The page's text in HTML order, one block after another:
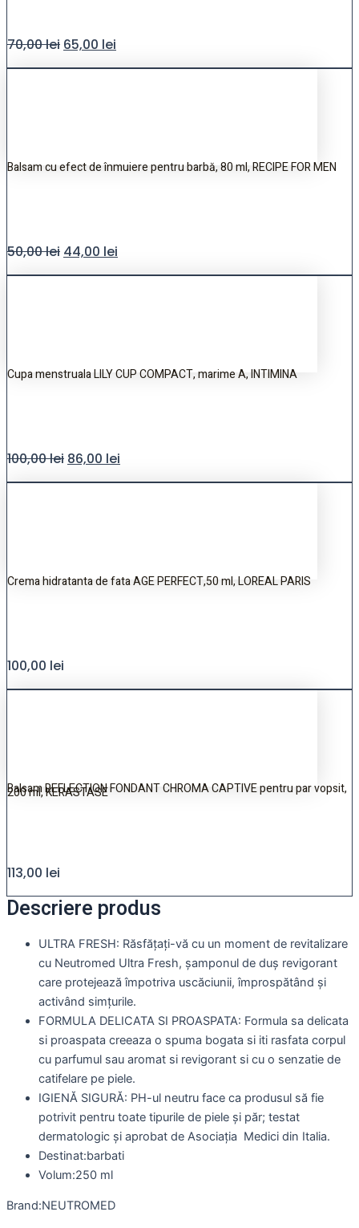
70,00lei 65,00 lei
Balsam cu efect de înmuiere pentru barbă, 80 ml, RECIPE FOR MEN
50,00lei 44,00 lei
Cupa menstruala LILY CUP COMPACT, marime A, INTIMINA
100,00lei 86,00 lei
Crema hidratanta de fata AGE PERFECT,50 ml, LOREAL PARIS
100,00 lei
Balsam REFLECTION FONDANT CHROMA CAPTIVE pentru par vopsit,
200 ml, KERASTASE
113,00 lei
Descriere produs
ULTRA FRESH: Răsfățați-vă cu un moment de revitalizare
cu Neutromed Ultra Fresh, șamponul de duș revigorant
care protejează împotriva uscăciunii, împrospătând și
activând simțurile.
FORMULA DELICATA SI PROASPATA: Formula sa delicata
si proaspata creeaza o spuma bogata si iti rasfata corpul
cu parfumul sau aromat si revigorant si cu o senzatie de
catifelare pe piele.
IGIENĂ SIGURĂ: PH-ul neutru face ca produsul să fie
potrivit pentru toate tipurile de piele și păr; testat
dermatologic și aprobat de Asociația Medici din Italia.
Destinat:barbati
Volum:250 ml
Brand:NEUTROMED